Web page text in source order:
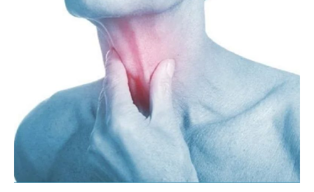
Endokrinologji
Gastroeneterologji
Gjinekologji/ Andrologji
Hematologji
Intervista
Laborator dhe Radiologji